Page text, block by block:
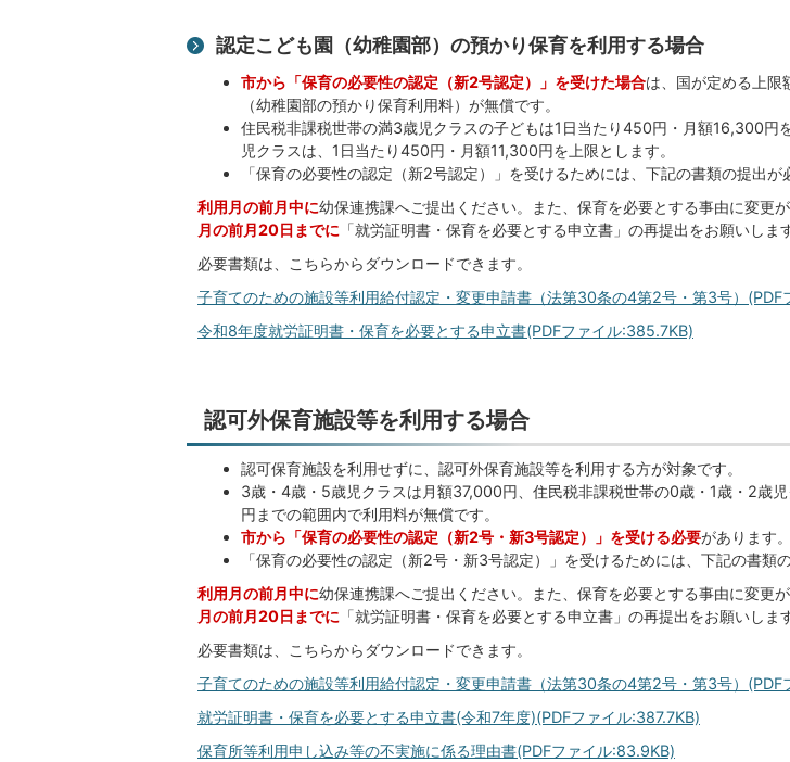
認定こども園（幼稚園部）の預かり保育を利用する場合
市から「保育の必要性の認定（新2号認定）」を受けた場合は、国が定める上限
（幼稚園部の預かり保育利用料）が無償です。
住民税非課税世帯の満3歳児クラスの子どもは1日当たり450円・月額16,300円
児クラスは、1日当たり450円・月額11,300円を上限とします。
「保育の必要性の認定（新2号認定）」を受けるためには、下記の書類の提出が
利用月の前月中に幼保連携課へご提出ください。また、保育を必要とする事由に変更が
月の前月20日までに 「就労証明書・保育を必要とする申立書」の再提出をお願いします
必要書類は、こちらからダウンロードできます。
子育てのための施設等利用給付認定・変更申請書（法第30条の4第2号・第3号）(PDF
令和8年度就労証明書・保育を必要とする申立書(PDFファイル:385.7KB)
認可外保育施設等を利用する場合
認可保育施設を利用せずに、認可外保育施設等を利用する方が対象です。
3歳・4歳・5歳児クラスは月額37,000円、住民税非課税世帯の0歳・1歳・2歳
円までの範囲内で利用料が無償です。
市から「保育の必要性の認定（新2号・新3号認定）」を受ける必要があります。
「保育の必要性の認定（新2号・新3号認定）」を受けるためには、下記の書類
利用月の前月中に幼保連携課へご提出ください。また、保育を必要とする事由に変更が
月の前月20日までに 「就労証明書・保育を必要とする申立書」の再提出をお願いします
必要書類は、こちらからダウンロードできます。
子育てのための施設等利用給付認定・変更申請書（法第30条の4第2号・第3号）(PDF
就労証明書・保育を必要とする申立書(令和7年度)(PDFファイル:387.7KB)
保育所等利用申し込み等の不実施に係る理由書(PDFファイル:83.9KB)